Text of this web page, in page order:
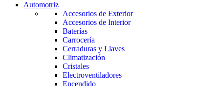
Automotriz
Accesorios de Exterior
Accesorios de Interior
Baterías
Carrocería
Cerraduras y Llaves
Climatización
Cristales
Electroventiladores
Encendido